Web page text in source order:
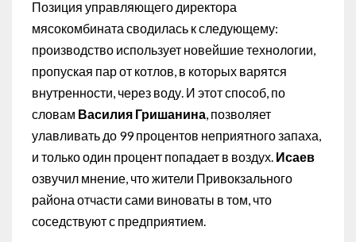
Позиция управляющего директора
мясокомбината сводилась к следующему:
производство использует новейшие технологии,
пропуская пар от котлов, в которых варятся
внутренности, через воду. И этот способ, по
словам Василия Гришанина, позволяет
улавливать до 99 процентов неприятного запаха,
и только один процент попадает в воздух. Исаев
озвучил мнение, что жители Привокзального
района отчасти сами виноваты в том, что
соседствуют с предприятием.